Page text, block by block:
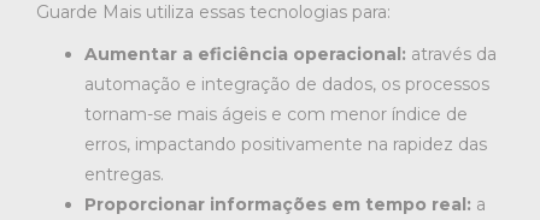
Guarde Mais utiliza essas tecnologias para:
Aumentar a eficiência operacional: através da
automação e integração de dados, os processos
tornam-se mais ágeis e com menor índice de
erros, impactando positivamente na rapidez das
entregas.
Proporcionar informações em tempo real: a